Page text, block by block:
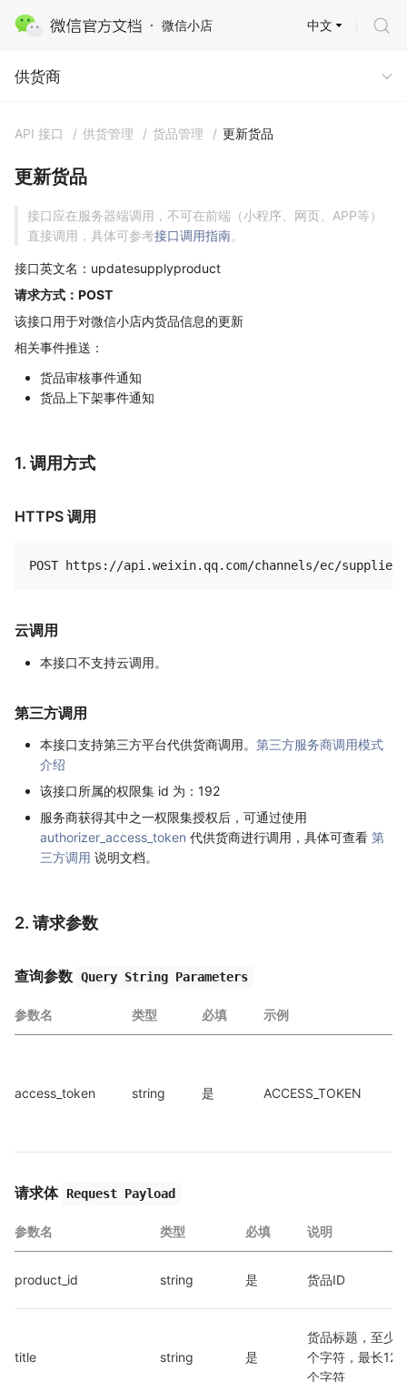
微信小店
供货商
中文
供货商
API 接口 / 供货管理 / 货品管理 / 更新货品
更新货品
接口应在服务器端调用，不可在前端（小程序、网页、APP等）
直接调用，具体可参考接口调用指南。
接口英文名：updatesupplyproduct
请求方式：POST
该接口用于对微信小店内货品信息的更新
相关事件推送：
货品审核事件通知
货品上下架事件通知
1. 调用方式
HTTPS 调用
云调用
本接口不支持云调用。
第三方调用
本接口支持第三方平台代供货商调用。 第三方服务商调用模式
介绍
该接口所属的权限集 id 为：192
服务商获得其中之一权限集授权后，可通过使用
authorizer_access_token 代供货商进行调用，具体可查看 第
三方调用 说明文档。
2. 请求参数
查询参数 Query String Parameters
参数名 类型 必填 示例
access_token string 是 ACCESS_TOKEN
请求体 Request Payload
参数名 类型 必填 说明
product_id string 是 货品ID
title string 是
货品标题，至少3
个字符，最长120
个字符